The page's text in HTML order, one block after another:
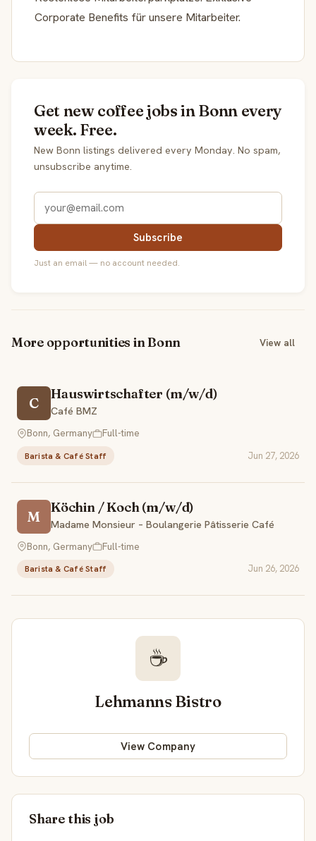
Corporate Benefits für unsere Mitarbeiter.
Get new coffee jobs in Bonn every
week. Free.
New Bonn listings delivered every Monday. No spam,
unsubscribe anytime.
Subscribe
Just an email — no account needed.
More opportunities in Bonn View all
C
Hauswirtschafter (m/w/d)
Café BMZ
Bonn, Germany
Full-time
Barista & Café Staff Jun 27, 2026
M
Köchin / Koch (m/w/d)
Madame Monsieur – Boulangerie Pâtisserie Café
Bonn, Germany
Full-time
Barista & Café Staff Jun 26, 2026
☕
Lehmanns Bistro
View Company
Share this job